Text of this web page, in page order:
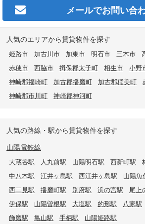
メールでお問い合
人気のエリアから賃貸物件を探す
姫路市 加古川市 加東市 明石市 三木市
赤穂市
西脇市 揖保郡太子町 相生市 小野
神崎郡福崎町
加古郡播磨町 加古郡稲美町
神崎郡市川町
神崎郡神河町
人気の路線・駅から賃貸物件を探す
山陽電鉄線
大蔵谷駅 人丸前駅 山陽明石駅 西新町駅
中八木駅
江井ヶ島駅 西江井ヶ島駅 山陽魚
西二見駅
播磨町駅 別府駅 浜の宮駅 尾上
伊保駅
山陽曽根駅 大塩駅 的形駅 八家駅
飾磨駅
亀山駅 手柄駅 山陽姫路駅